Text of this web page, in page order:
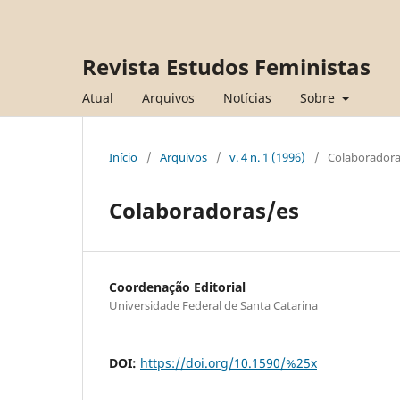
Revista Estudos Feministas
Atual Arquivos Notícias Sobre
Início / Arquivos / v. 4 n. 1 (1996) /
Colaboradoras/es
Coordenação Editorial
Universidade Federal de Santa Catarina
DOI: https://doi.org/10.1590/%25x